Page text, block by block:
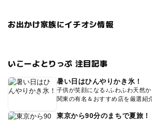
お出かけ家族にイチオシ情報
いこーよとりっぷ 注目記事
暑い日はひんやりかき氷！
子供が笑顔になる♪ふわふわ天然
関東の有名＆おすすめ店を厳選紹
東京から90分のまちで夏旅！